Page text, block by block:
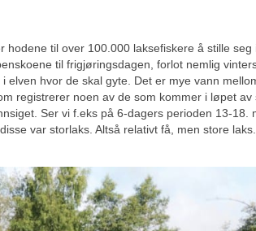
hodene til over 100.000 laksefiskere å stille
til frigjøringsdagen, forlot nemlig
elven hvor de skal gyte. Det er mye vann
registrerer noen av de som kommer i løpet
Ser vi f.eks på 6-dagers perioden 13-18.
var storlaks. Altså relativt få, men store